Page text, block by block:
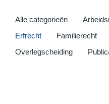
Alle categorieën
Erfrecht
Familierecht
Overlegscheiding